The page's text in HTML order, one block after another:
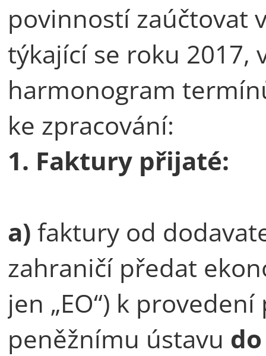
povinností zaúčtovat
týkající se roku 2017,
harmonogram
ke zpracování:
1. Faktury přijaté:
a) faktury od
zahraničí předat
jen „EO“) k
peněžnímu ústavu